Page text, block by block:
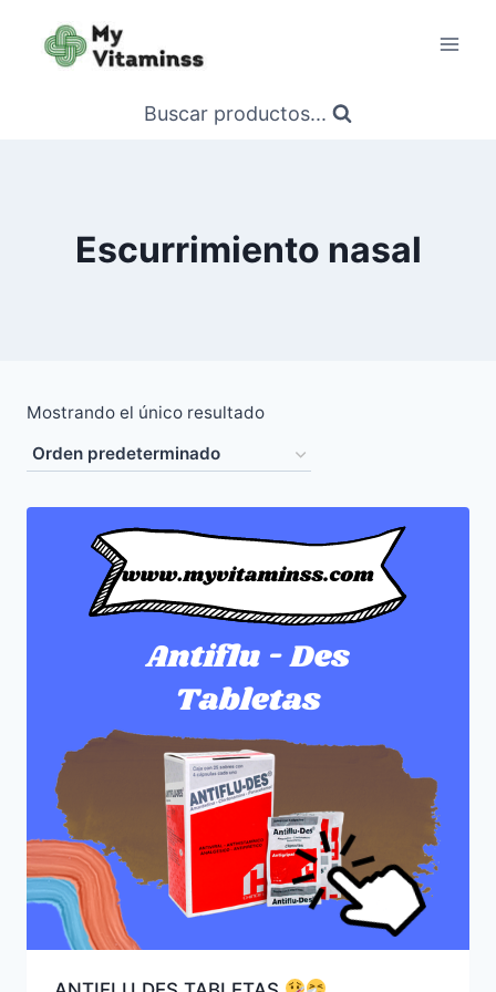
contenido
Buscar productos...
Escurrimiento nasal
Mostrando el único resultado